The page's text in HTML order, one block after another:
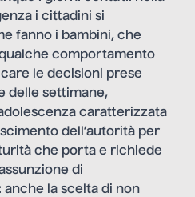
i cittadini si
fanno i bambini, che
comportamento
le decisioni prese
delle settimane,
caratterizzata
dell’autorità per
che porta e richiede
di
anche la scelta di non